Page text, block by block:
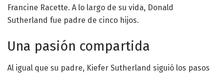
Francine Racette. A lo largo de su vida, Donald
Sutherland fue padre de cinco hijos.
Una pasión compartida
Al igual que su padre, Kiefer Sutherland siguió los pasos